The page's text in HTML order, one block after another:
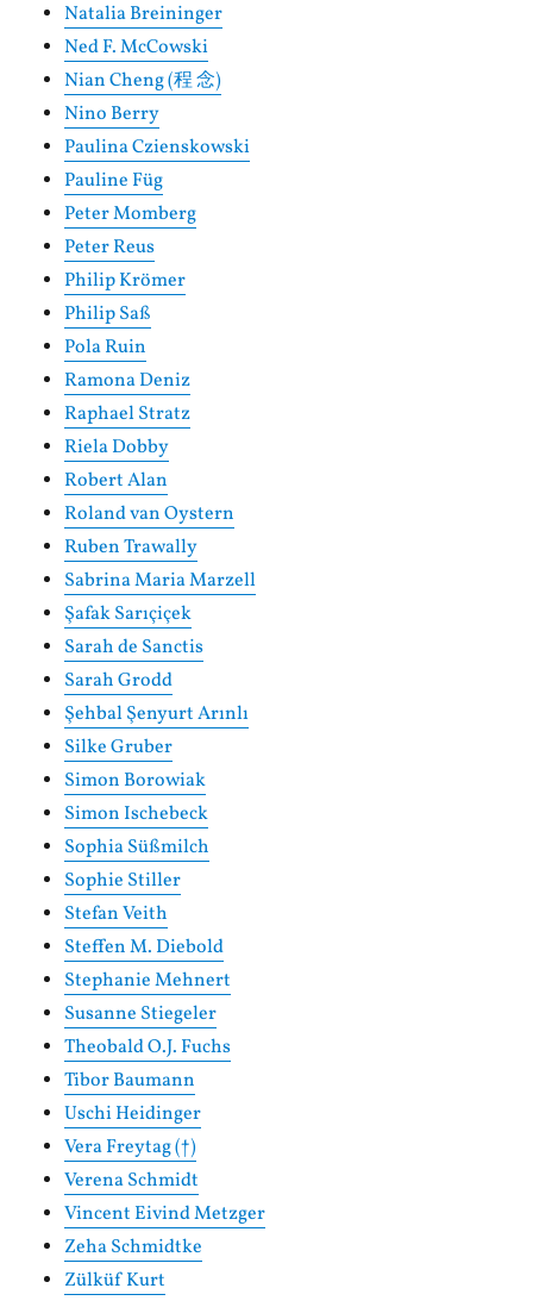
Natalia Breininger
Ned F. McCowski
Nian Cheng (程 念)
Nino Berry
Paulina Czienskowski
Pauline Füg
Peter Momberg
Peter Reus
Philip Krömer
Philip Saß
Pola Ruin
Ramona Deniz
Raphael Stratz
Riela Dobby
Robert Alan
Roland van Oystern
Ruben Trawally
Sabrina Maria Marzell
Şafak Sarıçiçek
Sarah de Sanctis
Sarah Grodd
Şehbal Şenyurt Arınlı
Silke Gruber
Simon Borowiak
Simon Ischebeck
Sophia Süßmilch
Sophie Stiller
Stefan Veith
Steffen M. Diebold
Stephanie Mehnert
Susanne Stiegeler
Theobald O.J. Fuchs
Tibor Baumann
Uschi Heidinger
Vera Freytag (†)
Verena Schmidt
Vincent Eivind Metzger
Zeha Schmidtke
Zülküf Kurt